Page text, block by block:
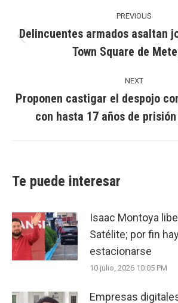
PREVIOUS
Previous
post:
Delincuentes armados asaltan
Town Square de
NEXT
Next
post:
Proponen castigar el despojo
con hasta 17 años de
Te puede interesar
Isaac Montoya
Satélite; por fin
estacionarse
10 julio, 2026 10:05 PM
Empresas